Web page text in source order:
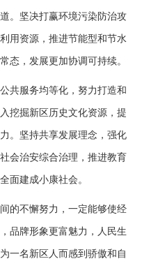
。坚决打赢环境污染防治攻
用资源，推进节能型和节水
态，发展更加协调可持续。
服务均等化，努力打造和
挖掘新区历史文化资源，提
。坚持共享发展理念，强化
会治安综合治理，推进教育
面建成小康社会。
不懈努力，一定能够使经
品牌形象更富魅力，人民生
一名新区人而感到骄傲和自